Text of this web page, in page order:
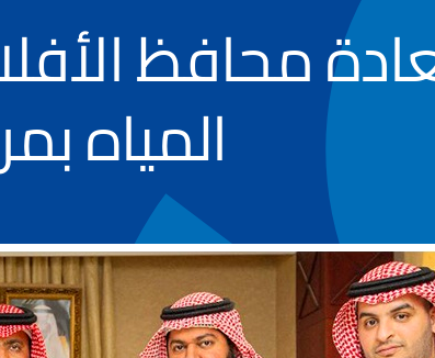
محافظ
المياه